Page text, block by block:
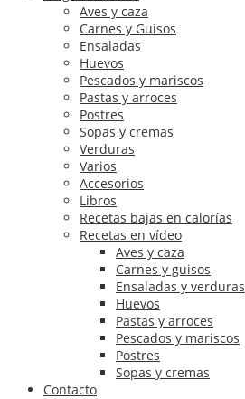
Aves y caza
Carnes y Guisos
Ensaladas
Huevos
Pescados y mariscos
Pastas y arroces
Postres
Sopas y cremas
Verduras
Varios
Accesorios
Libros
Recetas bajas en calorías
Recetas en vídeo
Aves y caza
Carnes y guisos
Ensaladas y verduras
Huevos
Pastas y arroces
Pescados y mariscos
Postres
Sopas y cremas
Contacto